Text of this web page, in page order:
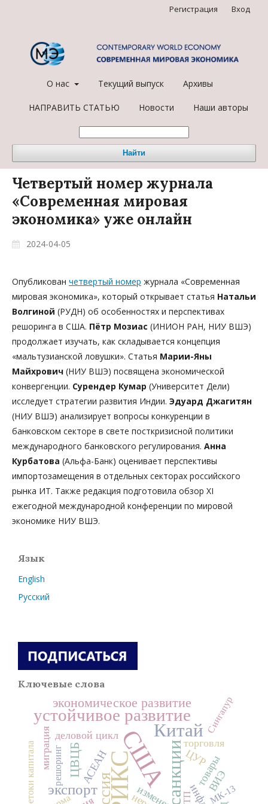
О нас Текущий выпуск Архивы
НАПРАВИТЬ СТАТЬЮ Новости Наши авторы
Найти
Регистрация Вход
Четвертый номер журнала
«Современная мировая
экономика» уже онлайн
2024-04-05
Опубликован четвертый номер журнала «Современная
мировая экономика», который открывает статья Натальи
Волгиной (РУДН) об особенностях и перспективах
решоринга в США. Пётр Мозиас (ИНИОН РАН, НИУ ВШЭ)
продолжает изучать, как складывается концепция
«мальтузианской ловушки». Статья Марии-Яны
Майхрович (НИУ ВШЭ) посвящена экономической
конвергенции. Сурендер Кумар (Университет Дели)
исследует стратегии развития Индии. Эдуард Джагитян
(НИУ ВШЭ) анализирует вопросы конкуренции в
банковском секторе в свете посткризисной политики
международного банковского регулирования. Анна
Курбатова (Альфа-Банк) оценивает перспективы
импортозамещения в отдельных секторах российского
рынка ИТ. Также редакция подготовила обзор XI
ежегодной международной конференции по мировой
экономике НИУ ВШЭ.
Язык
English
Русский
Ключевые слова
СШАКитай
санкции
устойчивое развитие
экспорт
ЦВЦБ
экономическое развитие
торговля
деловой цикл
ЦУРтовары
АСЕАН ВИЭ
миграциярешоринг
Сингапур
МК-13
перетоки капитала